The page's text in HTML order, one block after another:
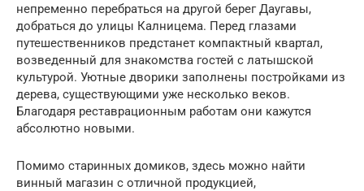
непременно перебраться на другой берег Даугавы,
добраться до улицы Калницема. Перед глазами
путешественников предстанет компактный квартал,
возведенный для знакомства гостей с латышской
культурой. Уютные дворики заполнены постройками из
дерева, существующими уже несколько веков.
Благодаря реставрационным работам они кажутся
абсолютно новыми.
Помимо старинных домиков, здесь можно найти
винный магазин с отличной продукцией,